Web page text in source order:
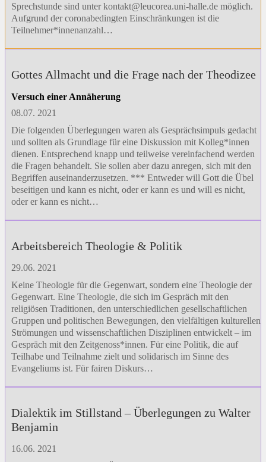
Sprechstunde sind unterkontakt@leucorea.uni-halle.de möglich.
Aufgrund der coronabedingten Einschränkungen ist die
Teilnehmer*innenanzahl…
Gottes Allmacht und die Frage nach der Theodizee
Versuch einer Annäherung
08.07. 2021
Die folgenden Überlegungen waren als Gesprächsimpuls gedacht
und sollten als Grundlage für eine Diskussion mit Kolleg*innen
dienen. Entsprechend knapp und teilweise vereinfachend werden
die Fragen behandelt. Sie sollen aber dazu anregen, sich mit den
Begriffen auseinanderzusetzen. *** Entweder will Gott die Übel
beseitigen und kann es nicht, oder er kann es und will es nicht,
oder er kann es nicht…
Arbeitsbereich Theologie & Politik
29.06. 2021
Keine Theologie für die Gegenwart, sondern eine Theologie der
Gegenwart. Eine Theologie, die sich im Gespräch mit den
religiösen Traditionen, den unterschiedlichen gesellschaftlichen
Gruppen und politischen Bewegungen, den vielfältigen kulturellen
Strömungen und wissenschaftlichen Disziplinen entwickelt – im
Gespräch mit den Zeitgenoss*innen. Für eine Politik, die auf
Teilhabe und Teilnahme zielt und solidarisch im Sinne des
Evangeliums ist. Für fairen Diskurs…
Dialektik im Stillstand – Überlegungen zu Walter
Benjamin
16.06. 2021